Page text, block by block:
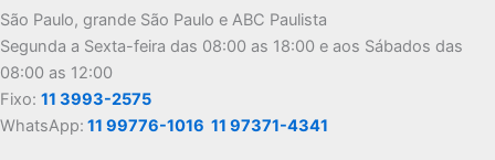
São Paulo, grande São Paulo e ABC Paulista
Segunda a Sexta-feira das 08:00 as 18:00 e aos Sábados das
08:00 as 12:00
Fixo: 11 3993-2575
WhatsApp: 11 99776-1016 11 97371-4341